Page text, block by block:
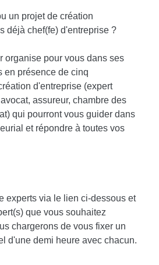
un projet de création
déjà chef(fe) d'entreprise ?
organise pour vous dans ses
en présence de cinq
d'entreprise (expert
assureur, chambre des
qui pourront vous guider dans
et répondre à toutes vos
experts via le lien ci-dessous et
que vous souhaitez
chargerons de vous fixer un
d'une demi heure avec chacun.